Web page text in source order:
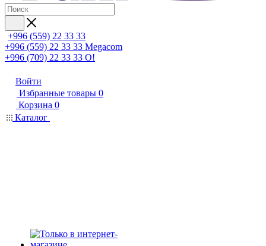
+996 (559) 22 33 33
+996 (559) 22 33 33 Megacom
+996 (709) 22 33 33 O!
Войти
Избранные товары 0
Корзина 0
Каталог